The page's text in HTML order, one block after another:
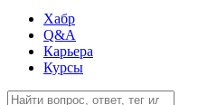
Хабр
Q&A
Карьера
Курсы